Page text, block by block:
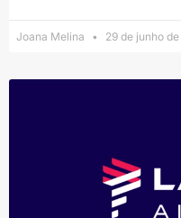
Joana Melina 29 de junho